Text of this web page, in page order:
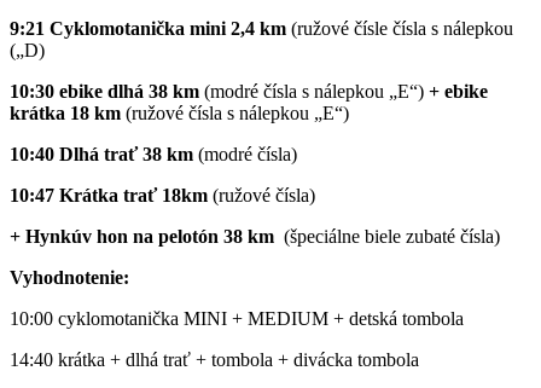
9:21 Cyklomotanička mini 2,4 km (ružové čísle čísla s nálepkou
(„D)
10:30 ebike dlhá 38 km (modré čísla s nálepkou „E“) + ebike
krátka 18 km (ružové čísla s nálepkou „E“)
10:40 Dlhá trať 38 km (modré čísla)
10:47 Krátka trať 18km (ružové čísla)
+ Hynkúv hon na pelotón 38 km (špeciálne biele zubaté čísla)
Vyhodnotenie:
10:00 cyklomotanička MINI + MEDIUM + detská tombola
14:40 krátka + dlhá trať + tombola + divácka tombola